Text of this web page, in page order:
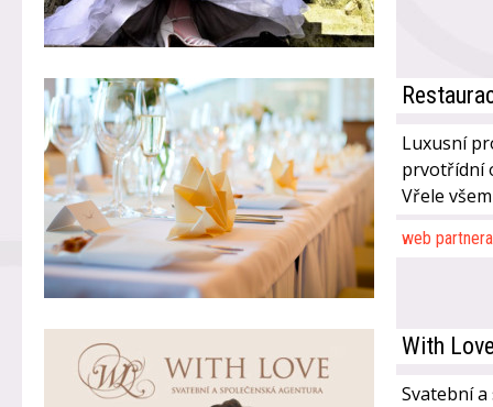
Luxusní
prvotřídní
Vřele
web partnera
With
Svatební